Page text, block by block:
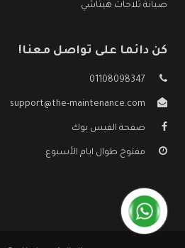
صيانة ثلاجات هيتاشي
كن دائما على تواصل معنا!
01108098347
support@the-maintenance.com
صفحة الفيس بوك
مفتوح طوال ايام الأسبوع